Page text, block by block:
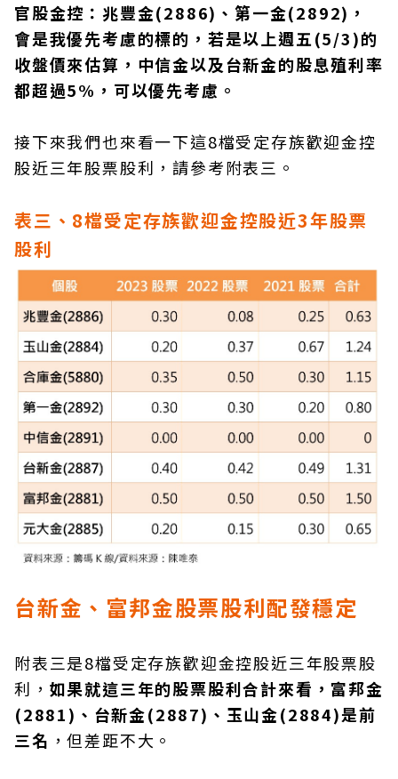
官股金控：兆豐金(2886)、第一金(2892)，
會是我優先考慮的標的，若是以上週五(5/3)的
收盤價來估算，中信金以及台新金的股息殖利率
都超過5%，可以優先考慮。
接下來我們也來看一下這8檔受定存族歡迎金控
股近三年股票股利，請參考附表三。
表三、8檔受定存族歡迎金控股近3年股票
股利
台新金、富邦金股票股利配發穩定
附表三是8檔受定存族歡迎金控股近三年股票股
利， 如果就這三年的股票股利合計來看，富邦金
(2881)、台新金(2887)、玉山金(2884)是前
三名 ，但差距不大。